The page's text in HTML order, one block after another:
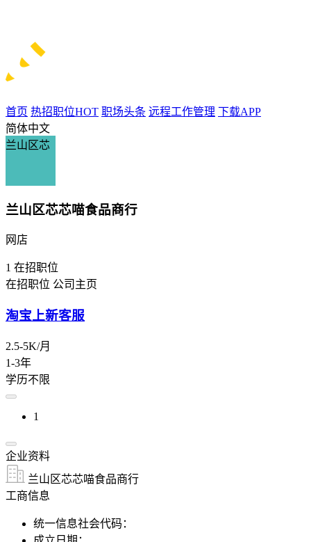
首页 热招职位HOT 职场头条 远程工作管理 下载APP
简体中文
兰山区芯
兰山区芯芯喵食品商行
网店
1 在招职位
在招职位 公司主页
淘宝上新客服
2.5-5K/月
1-3年
学历不限
1
企业资料
兰山区芯芯喵食品商行
工商信息
统一信息社会代码：